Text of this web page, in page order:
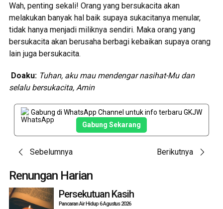
Wah, penting sekali! Orang yang bersukacita akan
melakukan banyak hal baik supaya sukacitanya menular,
tidak hanya menjadi miliknya sendiri. Maka orang yang
bersukacita akan berusaha berbagi kebaikan supaya orang
lain juga bersukacita.
Doaku: Tuhan, aku mau mendengar nasihat-Mu dan
selalu bersukacita, Amin
Gabung di WhatsApp Channel untuk info terbaru GKJW
Gabung Sekarang
Post
navigation
Sebelumnya Berikutnya
Renungan Harian
Persekutuan Kasih
Pancaran Air Hidup 6 Agustus 2026